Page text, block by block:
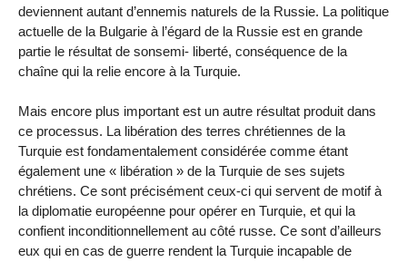
deviennent autant d’ennemis naturels de la Russie. La politique
actuelle de la Bulgarie à l’égard de la Russie est en grande
partie le résultat de sonsemi- liberté, conséquence de la
chaîne qui la relie encore à la Turquie.
Mais encore plus important est un autre résultat produit dans
ce processus. La libération des terres chrétiennes de la
Turquie est fondamentalement considérée comme étant
également une « libération » de la Turquie de ses sujets
chrétiens. Ce sont précisément ceux-ci qui servent de motif à
la diplomatie européenne pour opérer en Turquie, et qui la
confient inconditionnellement au côté russe. Ce sont d’ailleurs
eux qui en cas de guerre rendent la Turquie incapable de